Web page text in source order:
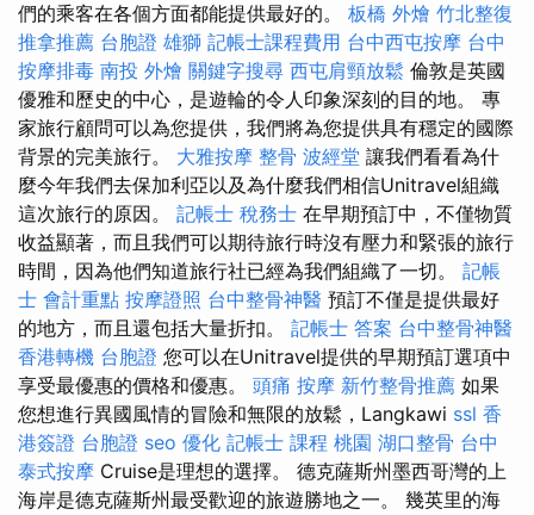
們的乘客在各個方面都能提供最好的。 板橋 外燴 竹北整復
推拿推薦 台胞證 雄獅 記帳士課程費用 台中西屯按摩 台中
按摩排毒 南投 外燴 關鍵字搜尋 西屯肩頸放鬆 倫敦是英國
優雅和歷史的中心，是遊輪的令人印象深刻的目的地。 專
家旅行顧問可以為您提供，我們將為您提供具有穩定的國際
背景的完美旅行。 大雅按摩 整骨 波經堂 讓我們看看為什
麼今年我們去保加利亞以及為什麼我們相信Unitravel組織
這次旅行的原因。 記帳士 稅務士 在早期預訂中，不僅物質
收益顯著，而且我們可以期待旅行時沒有壓力和緊張的旅行
時間，因為他們知道旅行社已經為我們組織了一切。 記帳
士 會計重點 按摩證照 台中整骨神醫 預訂不僅是提供最好
的地方，而且還包括大量折扣。 記帳士 答案 台中整骨神醫
香港轉機 台胞證 您可以在Unitravel提供的早期預訂選項中
享受最優惠的價格和優惠。 頭痛 按摩 新竹整骨推薦 如果
您想進行異國風情的冒險和無限的放鬆，Langkawi ssl 香
港簽證 台胞證 seo 優化 記帳士 課程 桃園 湖口整骨 台中
泰式按摩 Cruise是理想的選擇。 德克薩斯州墨西哥灣的上
海岸是德克薩斯州最受歡迎的旅遊勝地之一。 幾英里的海